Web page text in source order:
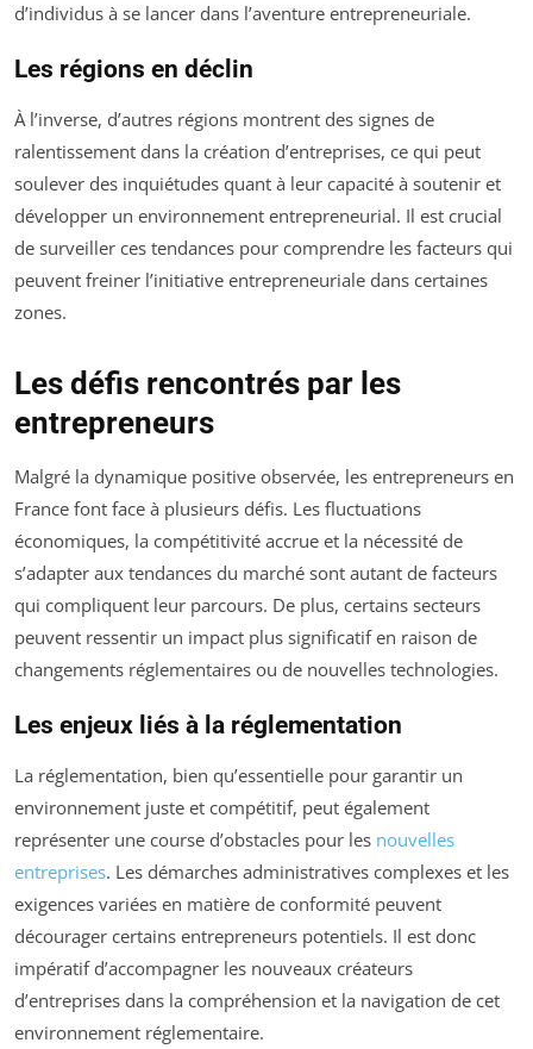
d’individus à se lancer dans l’aventure entrepreneuriale.
Les régions en déclin
À l’inverse, d’autres régions montrent des signes de
ralentissement dans la création d’entreprises, ce qui peut
soulever des inquiétudes quant à leur capacité à soutenir et
développer un environnement entrepreneurial. Il est crucial
de surveiller ces tendances pour comprendre les facteurs qui
peuvent freiner l’initiative entrepreneuriale dans certaines
zones.
Les défis rencontrés par les
entrepreneurs
Malgré la dynamique positive observée, les entrepreneurs en
France font face à plusieurs défis. Les fluctuations
économiques, la compétitivité accrue et la nécessité de
s’adapter aux tendances du marché sont autant de facteurs
qui compliquent leur parcours. De plus, certains secteurs
peuvent ressentir un impact plus significatif en raison de
changements réglementaires ou de nouvelles technologies.
Les enjeux liés à la réglementation
La réglementation, bien qu’essentielle pour garantir un
environnement juste et compétitif, peut également
représenter une course d’obstacles pour les nouvelles
entreprises. Les démarches administratives complexes et les
exigences variées en matière de conformité peuvent
décourager certains entrepreneurs potentiels. Il est donc
impératif d’accompagner les nouveaux créateurs
d’entreprises dans la compréhension et la navigation de cet
environnement réglementaire.